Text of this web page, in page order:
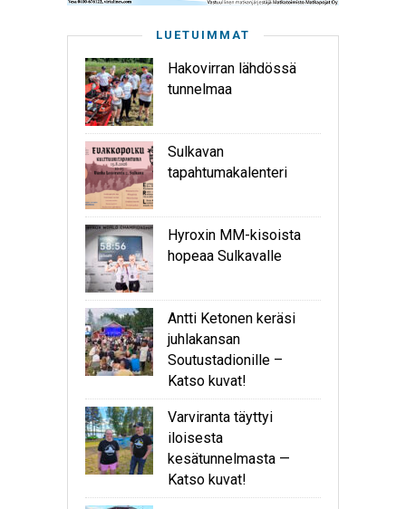
LUETUIMMAT
Hakovirran lähdössä
tunnelmaa
Sulkavan
tapahtumakalenteri
Hyroxin MM-kisoista
hopeaa Sulkavalle
Antti Ketonen keräsi
juhlakansan
Soutustadionille –
Katso kuvat!
Varviranta täyttyi
iloisesta
kesätunnelmasta —
Katso kuvat!